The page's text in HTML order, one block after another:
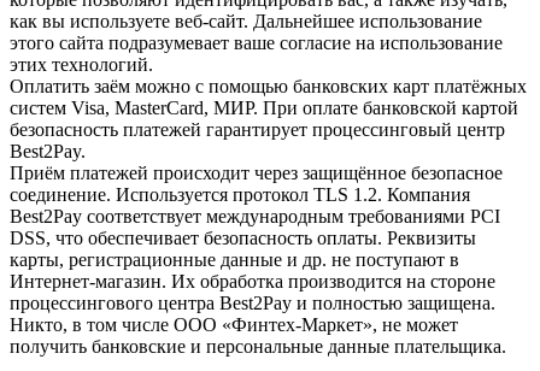
как вы используете веб-сайт. Дальнейшее использование
этого сайта подразумевает ваше согласие на использование
этих технологий.
Оплатить заём можно с помощью банковских карт платёжных
систем Visa, MasterCard, МИР. При оплате банковской картой
безопасность платежей гарантирует процессинговый центр
Best2Pay.
Приём платежей происходит через защищённое безопасное
соединение. Используется протокол TLS 1.2. Компания
Best2Pay соответствует международным требованиями PCI
DSS, что обеспечивает безопасность оплаты. Реквизиты
карты, регистрационные данные и др. не поступают в
Интернет-магазин. Их обработка производится на стороне
процессингового центра Best2Pay и полностью защищена.
Никто, в том числе ООО «Финтех-Маркет», не может
получить банковские и персональные данные плательщика.